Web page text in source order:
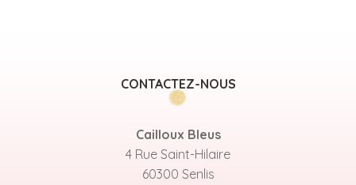
CONTACTEZ-NOUS
Cailloux Bleus
4 Rue Saint-Hilaire
60300 Senlis